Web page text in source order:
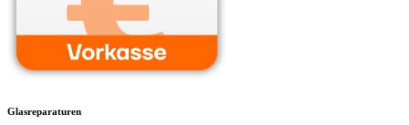
Glasreparaturen